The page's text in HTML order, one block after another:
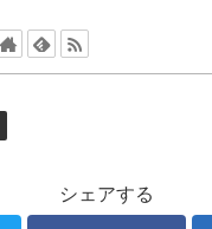
シェアする